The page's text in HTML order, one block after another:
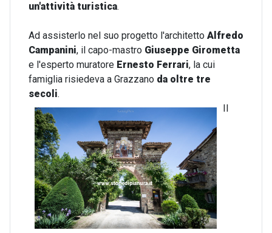
un'attività turistica.
Ad assisterlo nel suo progetto l'architetto Alfredo
Campanini, il capo-mastro Giuseppe Girometta
e l'esperto muratore Ernesto Ferrari, la cui
famiglia risiedeva a Grazzano da oltre tre
secoli.
Il